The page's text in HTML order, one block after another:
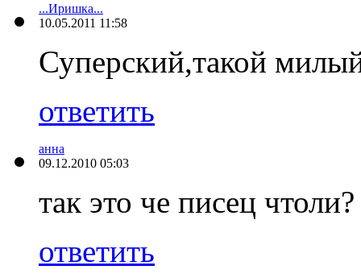
...Иришка...
10.05.2011 11:58
Суперский,такой
ответить
анна
09.12.2010 05:03
так это че писец чтоли?
ответить